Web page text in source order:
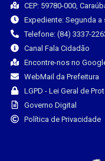
CEP: 59780-000,
Expediente: Segunda a
Telefone: (84) 3337-
Canal Fala Cidadão
Encontre-nos no
WebMail da Prefeitura
LGPD - Lei Geral de
Governo Digital
Política de Privacidade